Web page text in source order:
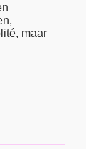
maar